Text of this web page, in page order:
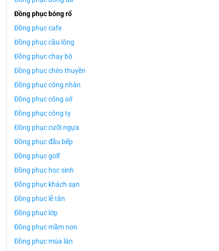
Đồng phục bóng rổ
Đồng phục cafe
Đồng phục cầu lông
Đồng phục chạy bộ
Đồng phục chèo thuyền
Đồng phục công nhân
Đồng phục công sở
Đồng phục công ty
Đồng phục cưỡi ngựa
Đồng phục đầu bếp
Đồng phục golf
Đồng phục học sinh
Đồng phục khách sạn
Đồng phục lễ tân
Đồng phục lớp
Đồng phục mầm non
Đồng phục múa lân